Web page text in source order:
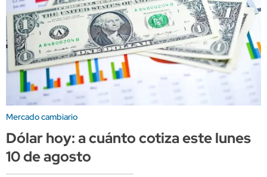
Mercado cambiario
Dólar hoy: a cuánto cotiza este lunes
10 de agosto